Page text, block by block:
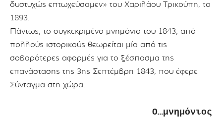
δυστυχώς επτωχεύσαμεν» του Χαριλάου Τρικούπη, το
1893.
Πάντως, το συγκεκριμένο μνημόνιο του 1843, από
πολλούς ιστορικούς θεωρείται μία από τις
σοβαρότερες αφορμές για το ξέσπασμα της
επανάστασης της 3ης Σεπτέμβρη 1843, που έφερε
Σύνταγμα στη χώρα.
Ο…μνημόνιος